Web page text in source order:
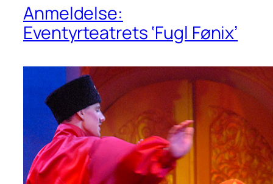
Anmeldelse:
Eventyrteatrets ‘Fugl Fønix’